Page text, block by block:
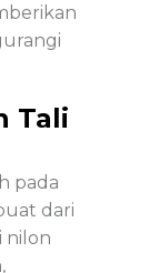
Tali
pada
dari
nilon